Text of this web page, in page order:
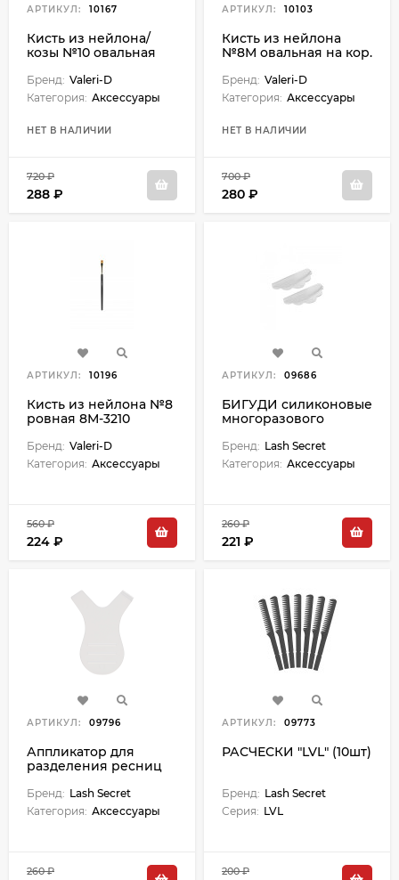
АРТИКУЛ: 10167
Кисть из нейлона/
козы №10 овальная
Бренд: Valeri-D
Категория: Аксессуары
НЕТ В НАЛИЧИИ
720 ₽
288 ₽
АРТИКУЛ: 10103
Кисть из нейлона
№8М овальная на кор.
Бренд: Valeri-D
Категория: Аксессуары
НЕТ В НАЛИЧИИ
700 ₽
280 ₽
АРТИКУЛ: 10196
Кисть из нейлона №8
ровная 8М-3210
Бренд: Valeri-D
Категория: Аксессуары
560 ₽
224 ₽
АРТИКУЛ: 09686
БИГУДИ силиконовые
многоразового
L)
Бренд: Lash Secret
Категория: Аксессуары
260 ₽
221 ₽
АРТИКУЛ: 09796
Аппликатор для
разделения ресниц
Бренд: Lash Secret
Категория: Аксессуары
260 ₽
АРТИКУЛ: 09773
РАСЧЕСКИ "LVL" (10шт)
Бренд: Lash Secret
Серия: LVL
200 ₽